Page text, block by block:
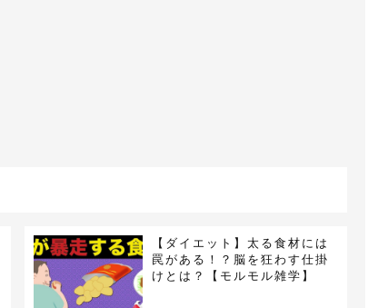
【ダイエット】太る食材には
罠がある！？脳を狂わす仕掛
けとは？【モルモル雑学】